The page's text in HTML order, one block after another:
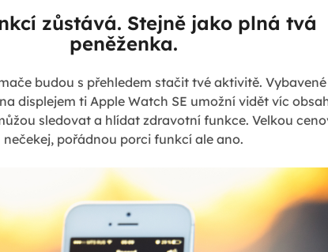
zůstává. Stejně jako plná tvá
peněženka.
budou s přehledem stačit tvé aktivitě. Vybavené
displejem ti Apple Watch SE umožní vidět víc
sledovat a hlídat zdravotní funkce. Velkou
nečekej, pořádnou porci funkcí ale ano.